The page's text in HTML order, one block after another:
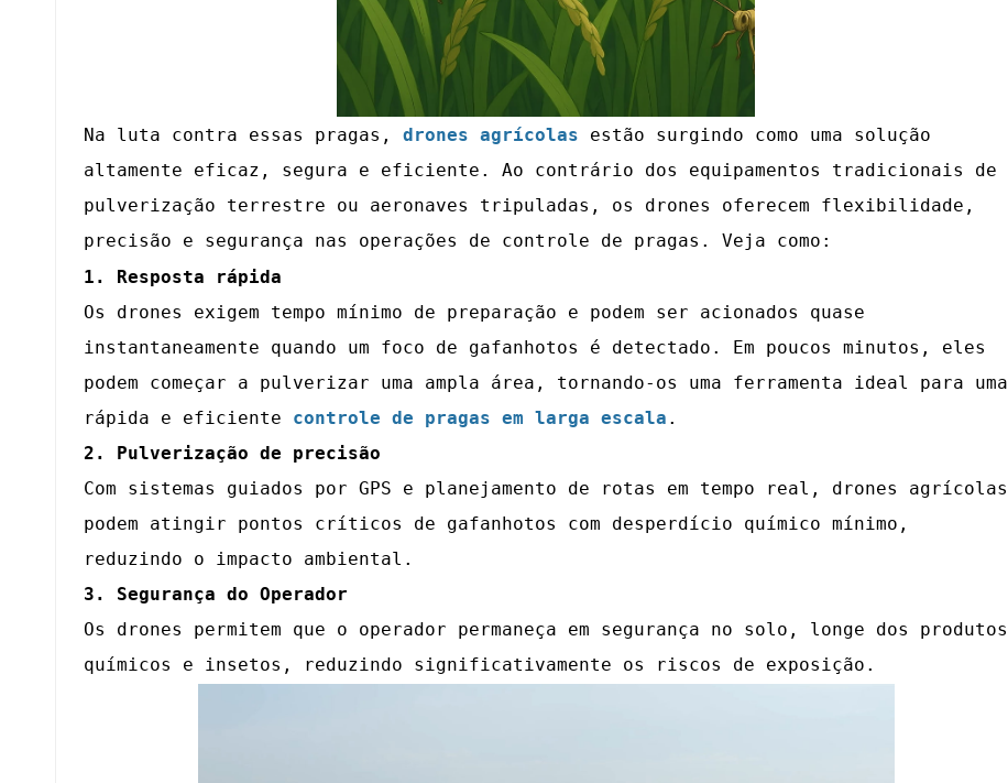
Na luta contra essas pragas, drones agrícolas estão surgindo como uma solução
altamente eficaz, segura e eficiente. Ao contrário dos equipamentos tradicionais de
pulverização terrestre ou aeronaves tripuladas, os drones oferecem flexibilidade,
precisão e segurança nas operações de controle de pragas. Veja como:
1. Resposta rápida
Os drones exigem tempo mínimo de preparação e podem ser acionados quase
instantaneamente quando um foco de gafanhotos é detectado. Em poucos minutos, eles
podem começar a pulverizar uma ampla área, tornando-os uma ferramenta ideal para uma
rápida e eficiente controle de pragas em larga escala .
2. Pulverização de precisão
Com sistemas guiados por GPS e planejamento de rotas em tempo real, drones agrícolas
podem atingir pontos críticos de gafanhotos com desperdício químico mínimo,
reduzindo o impacto ambiental.
3. Segurança do Operador
Os drones permitem que o operador permaneça em segurança no solo, longe dos produtos
químicos e insetos, reduzindo significativamente os riscos de exposição.